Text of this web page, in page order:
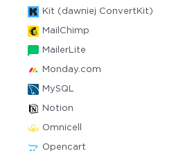
Kit (dawniej ConvertKit)
MailChimp
MailerLite
Monday.com
MySQL
Notion
Omnicell
Opencart